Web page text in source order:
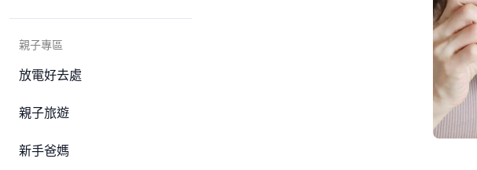
親子專區
放電好去處
親子旅遊
新手爸媽